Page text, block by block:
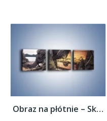
Obraz na płótnie – Skarby świeżo wydobyte...